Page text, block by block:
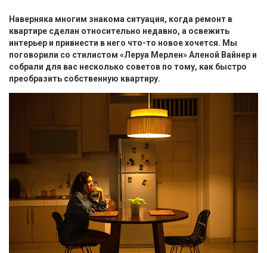
Наверняка многим знакома ситуация, когда ремонт в
квартире сделан относительно недавно, а освежить
интерьер и привнести в него что-то новое хочется. Мы
поговорили со стилистом «Леруа Мерлен» Аленой Вайнер и
собрали для вас несколько советов по тому, как быстро
преобразить собственную квартиру.